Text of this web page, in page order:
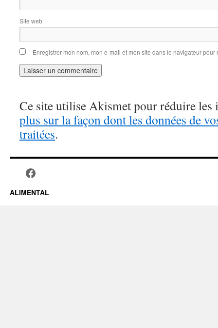
Site web
Enregistrer mon nom, mon e-mail et mon site dans le navigateur
Ce site utilise Akismet pour réduire les
plus sur la façon dont les données de
traitées.
ALIMENTAL